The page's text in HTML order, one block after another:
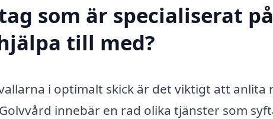
som är specialiserat
till med?
i optimalt skick är det viktigt att anlita
innebär en rad olika tjänster som